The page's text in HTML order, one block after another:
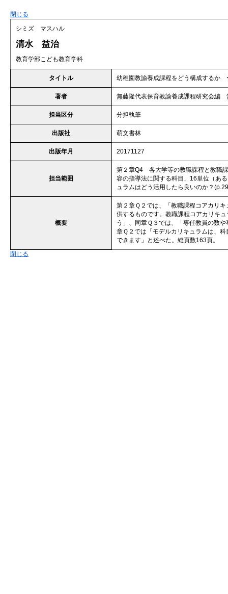
閉じる
シミズ マスハル
清水 益治
教育学部こども教育学科
タイトル 幼稚園教諭養成課程をどう構成するか
著者 無藤隆代表保育教諭養成課程研究会編
担当区分 分担執筆
出版社 萌文書林
出版年月 20171127
担当範囲
第２章Q4 各大学等の教職課程と教職
容の指導法に関する科目」16単位（
ュラムはどう活用したら良いのか？
概要
第２章Ｑ２では、「教職課程コアカリ
供するものです。教職課程コアカリキ
う」、同章Ｑ３では、「専任教員の数
章Ｑ２では「モデルカリキュラムは、
できます」と述べた。総頁数163頁。
閉じる